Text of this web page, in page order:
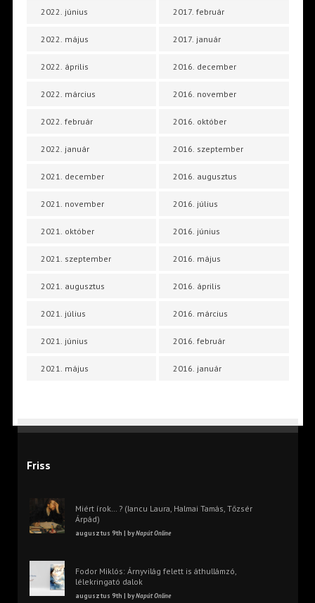
2022. június
2022. május
2022. április
2022. március
2022. február
2022. január
2021. december
2021. november
2021. október
2021. szeptember
2021. augusztus
2021. július
2021. június
2021. május
2017. február
2017. január
2016. december
2016. november
2016. október
2016. szeptember
2016. augusztus
2016. július
2016. június
2016. május
2016. április
2016. március
2016. február
2016. január
Friss
Miért írok… ? (Iancu Laura, Halmai Tamás, Tőzsér
Árpád)
augusztus 9th | byNapút Online
Fodor Miklós: Árnyvilág felett is áthullámzó,
lélekringató dalok
augusztus 9th | byNapút Online